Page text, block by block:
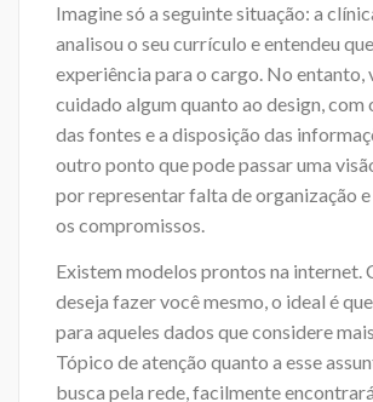
Imagine só a seguinte situação: a
analisou o seu currículo e entendeu
experiência para o cargo. No entanto,
cuidado algum quanto ao design, com
das fontes e a disposição das
outro ponto que pode passar uma
por representar falta de organização
os compromissos.
Existem modelos prontos na internet.
deseja fazer você mesmo, o ideal é
para aqueles dados que considere
Tópico de atenção quanto a esse
busca pela rede, facilmente